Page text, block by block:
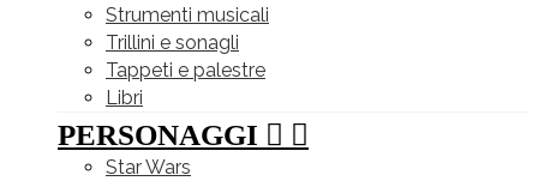
Strumenti musicali
Trillini e sonagli
Tappeti e palestre
Libri
PERSONAGGI  
Star Wars